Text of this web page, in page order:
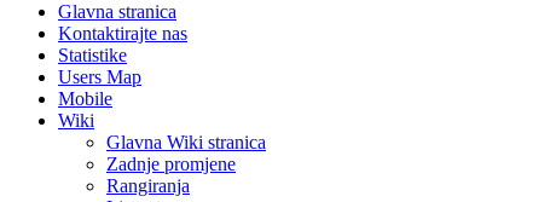
Glavna stranica
Kontaktirajte nas
Statistike
Users Map
Mobile
Wiki
Glavna Wiki stranica
Zadnje promjene
Rangiranja